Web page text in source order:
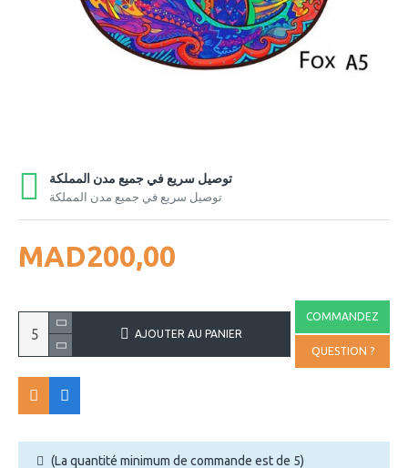
توصيل سريع في جميع مدن المملكة
توصيل سريع في جميع مدن المملكة
MAD200,00
AJOUTER AU PANIER
COMMANDEZ
QUESTION ?
(La quantité minimum de commande est de 5)